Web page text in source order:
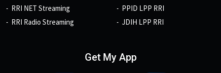
RRI NET Streaming
RRI Radio Streaming
PPID LPP RRI
JDIH LPP RRI
Get My App